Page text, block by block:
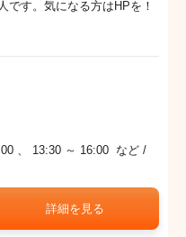
す。気になる方はHPを！
、 13:30 ～ 16:00 など /
詳細を見る